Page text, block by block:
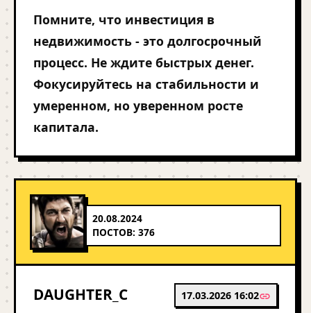
Помните, что инвестиция в
недвижимость - это долгосрочный
процесс. Не ждите быстрых денег.
Фокусируйтесь на стабильности и
умеренном, но уверенном росте
капитала.
20.08.2024
ПОСТОВ: 376
DAUGHTER_C 17.03.2026 16:02